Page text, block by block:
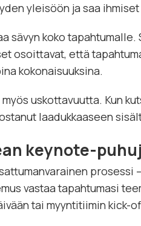
yleisöön ja saa
sävyn koko
osoittavat, että
kokonaisuuksina.
uskottavuutta. Kun
laadukkaaseen
keynote-
vastaa tapahtumasi
tai myyntitiimin kick-